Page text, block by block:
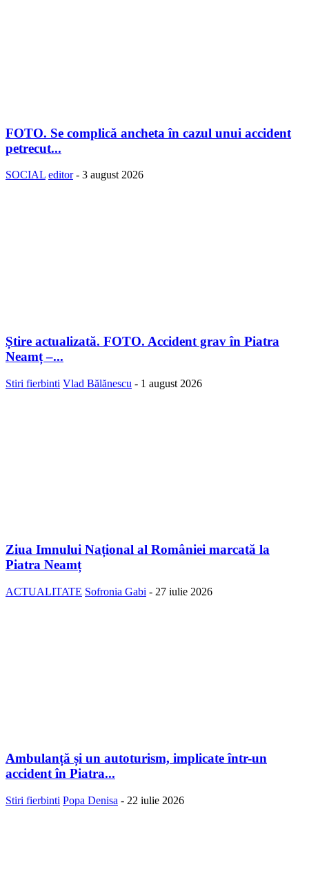
FOTO. Se complică ancheta în cazul unui accident
petrecut...
SOCIAL editor - 3 august 2026
Știre actualizată. FOTO. Accident grav în Piatra
Neamț –...
Stiri fierbinti Vlad Bălănescu - 1 august 2026
Ziua Imnului Național al României marcată la
Piatra Neamț
ACTUALITATE Sofronia Gabi - 27 iulie 2026
Ambulanță și un autoturism, implicate într-un
accident în Piatra...
Stiri fierbinti Popa Denisa - 22 iulie 2026